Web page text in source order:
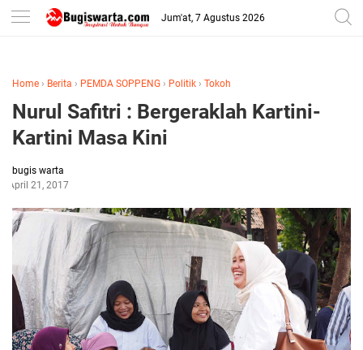
-->
Jum'at, 7 Agustus 2026
Home › Berita › PEMDA SOPPENG › Politik › Tokoh
Nurul Safitri : Bergeraklah Kartini-
Kartini Masa Kini
bugis warta
April 21, 2017